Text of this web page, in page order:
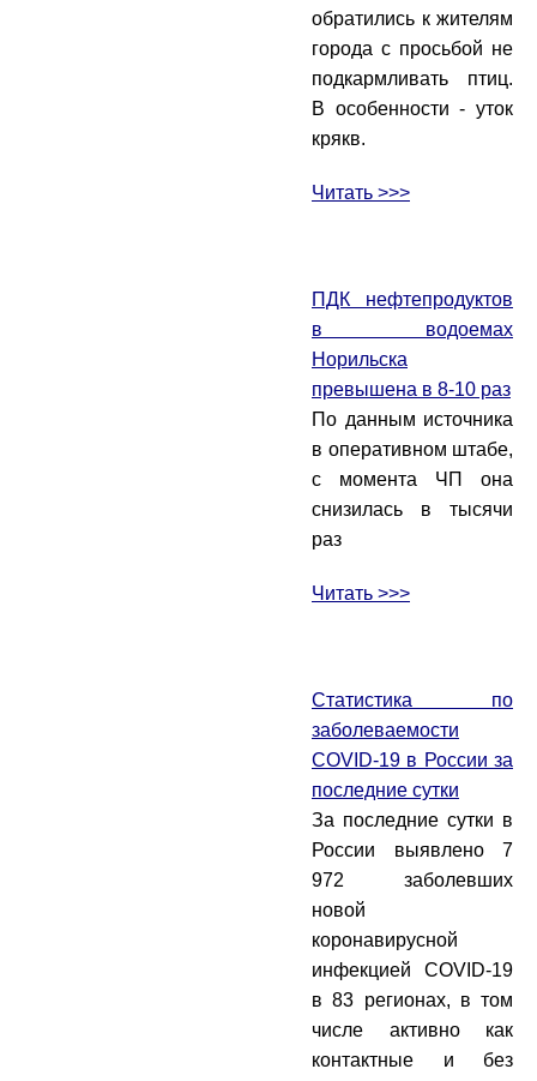
обратились к жителям
города с просьбой не
подкармливать птиц.
В особенности - уток
крякв.
Читать >>>
ПДК нефтепродуктов
в водоемах
Норильска
превышена в 8-10 раз
По данным источника
в оперативном штабе,
с момента ЧП она
снизилась в тысячи
раз
Читать >>>
Статистика по
заболеваемости
COVID-19 в России за
последние сутки
За последние сутки в
России выявлено 7
972 заболевших
новой
коронавирусной
инфекцией COVID-19
в 83 регионах, в том
числе активно как
контактные и без